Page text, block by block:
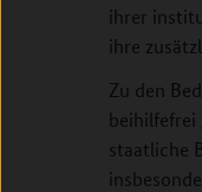
ihrer
ihre
Zu den
beihilfefrei
staatliche